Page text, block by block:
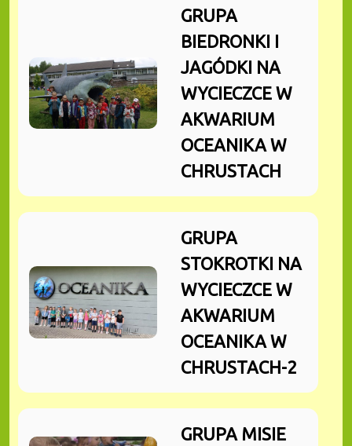
GRUPA
BIEDRONKI I
JAGÓDKI NA
WYCIECZCE W
AKWARIUM
OCEANIKA W
CHRUSTACH
GRUPA
STOKROTKI NA
WYCIECZCE W
AKWARIUM
OCEANIKA W
CHRUSTACH-2
GRUPA MISIE